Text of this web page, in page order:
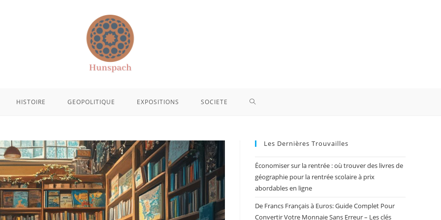
HISTOIRE GEOPOLITIQUE EXPOSITIONS SOCIETE TOGGLE
Les Dernières Trouvailles
Économiser sur la rentrée : où trouver des livres de
géographie pour la rentrée scolaire à prix
abordables en ligne
De Francs Français à Euros: Guide Complet Pour
Convertir Votre Monnaie Sans Erreur – Les clés